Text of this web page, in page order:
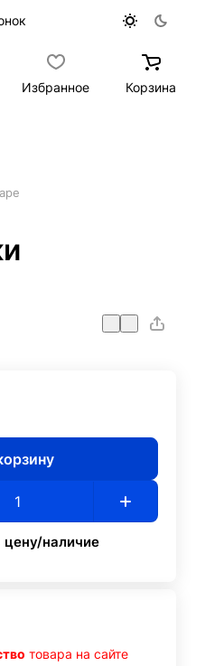
Избранное Корзина
цену/наличие
товара на сайте